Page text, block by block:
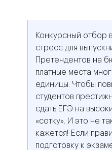
Конкурсный отбор
стресс для
Претендентов на
платные места
единицы. Чтобы
студентов
сдать ЕГЭ на
«сотку». И это не
кажется! Если
подготовку к